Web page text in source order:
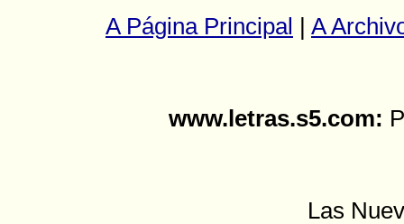
A Página Principal A
www.letras.s5.com:
Las